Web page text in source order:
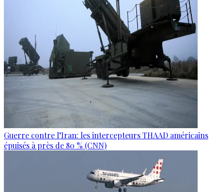
Guerre contre l’Iran: les intercepteurs THAAD américains
épuisés à près de 80 % (CNN)